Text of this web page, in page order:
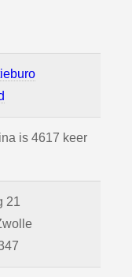
is 4617 keer
21